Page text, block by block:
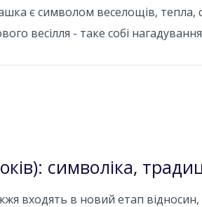
є символом веселощів, тепла,
весілля - таке собі
символіка,
входять в новий етап